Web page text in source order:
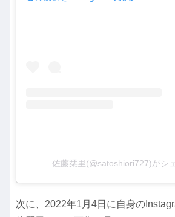
佐藤栞里(@satoshiori727)がシ
次に、2022年1月4日に自身の